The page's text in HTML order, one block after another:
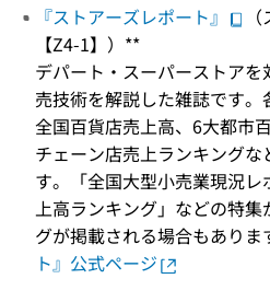
『ストアーズレポート』
【Z4-1】）**
デパート・スーパーストア
売技術を解説した雑誌です
全国百貨店売上高、6大都市
チェーン店売上ランキング
す。「全国大型小売業現況
上高ランキング」などの特
グが掲載される場合もあり
ト』公式ページ